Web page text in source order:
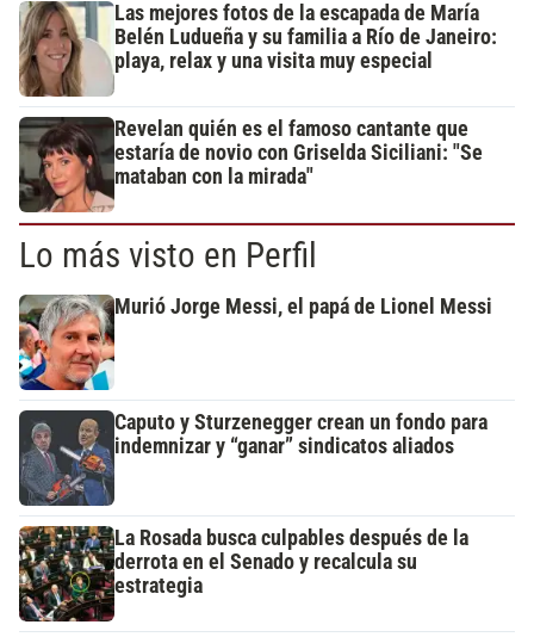
Las mejores fotos de la escapada de María
Belén Ludueña y su familia a Río de Janeiro:
playa, relax y una visita muy especial
Revelan quién es el famoso cantante que
estaría de novio con Griselda Siciliani: "Se
mataban con la mirada"
Lo más visto en Perfil
Murió Jorge Messi, el papá de Lionel Messi
Caputo y Sturzenegger crean un fondo para
indemnizar y “ganar” sindicatos aliados
La Rosada busca culpables después de la
derrota en el Senado y recalcula su
estrategia